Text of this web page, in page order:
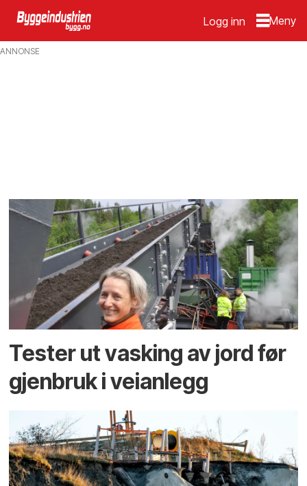
Logg inn
Emne:
ANNONSE
Tester ut vasking av jord før
gjenbruk i veianlegg